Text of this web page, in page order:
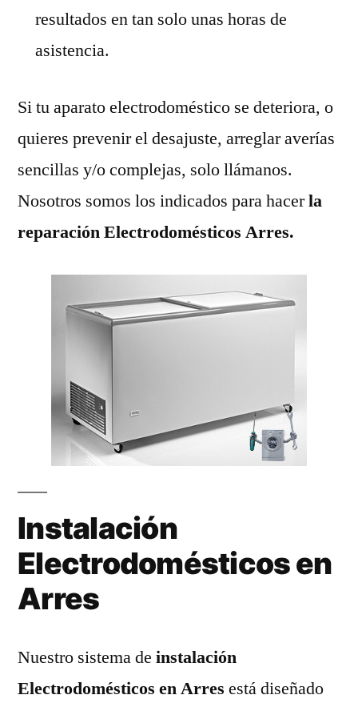
resultados en tan solo unas horas de
asistencia.
Si tu aparato electrodoméstico se deteriora, o
quieres prevenir el desajuste, arreglar averías
sencillas y/o complejas, solo llámanos.
Nosotros somos los indicados para hacerla
reparación Electrodomésticos Arres.
Instalación
Electrodomésticos en
Arres
Nuestro sistema de instalación
Electrodomésticos en Arres está diseñado